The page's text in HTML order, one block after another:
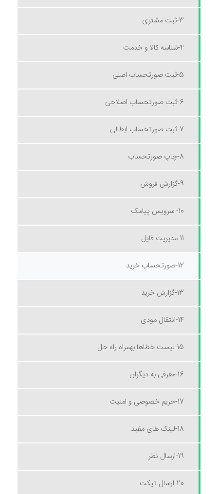
3-ثبت مشتری
4-شناسه کالا و خدمت
5-ثبت صورتحساب اصلی
6-ثبت صورتحساب اصلاحی
7-ثبت صورتحساب ابطالی
8-چاپ صورتحساب
9-گزارش فروش
10- سرویس پیامک
11-مدیریت فایل
12-صورتحساب خرید
13-گزارش خرید
14-انتقال مودی
15-لیست خطاها بهمراه راه حل
16-معرفی به دیگران
17-حریم خصوصی و امنیت
18-لینک های مفید
19-ارسال نظر
20-ارسال تیکت